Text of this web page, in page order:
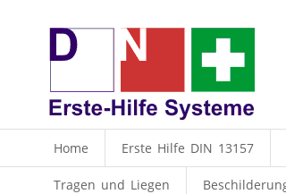
Home Erste Hilfe DIN 13157
Tragen und Liegen